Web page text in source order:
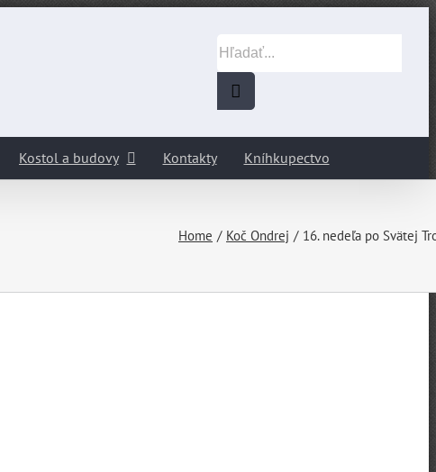
Hľadať:
Kostol a budovy Kontakty Kníhkupectvo
Home Koč Ondrej 16. nedeľa po Svätej